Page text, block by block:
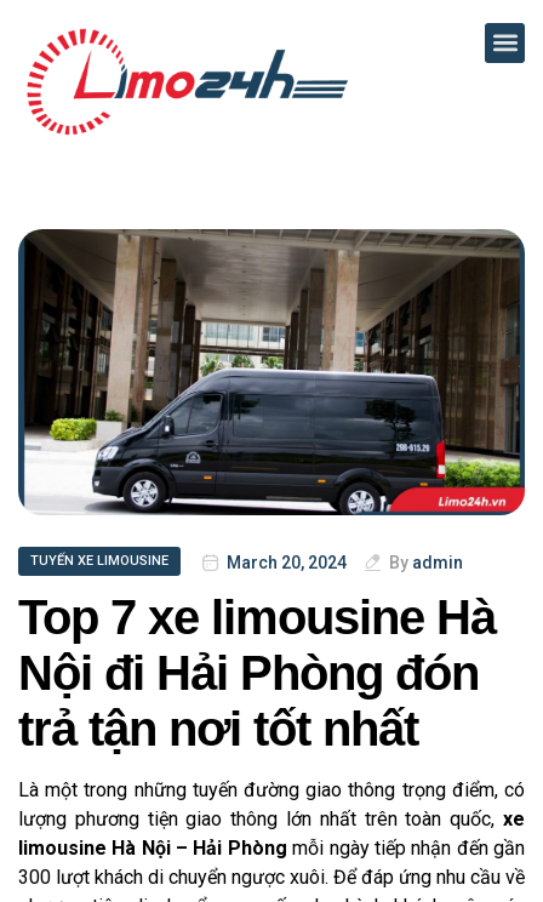
TUYẾN XE LIMOUSINE March 20, 2024 By admin
Top 7 xe limousine Hà
Nội đi Hải Phòng đón
trả tận nơi tốt nhất
Là một trong những tuyến đường giao thông trọng điểm, có
lượng phương tiện giao thông lớn nhất trên toàn quốc, xe
limousine Hà Nội – Hải Phòng mỗi ngày tiếp nhận đến gần
300 lượt khách di chuyển ngược xuôi. Để đáp ứng nhu cầu về